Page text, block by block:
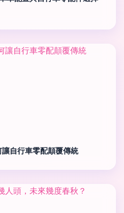
自行車零配顛覆傳統